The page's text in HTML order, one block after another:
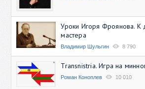
Уроки Игоря Фроянова. К
мастера
Владимир Шульгин 8 790
Transnistria. Игра на
Роман Коноплев 10 010